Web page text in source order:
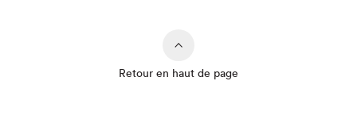
Retour en haut de page